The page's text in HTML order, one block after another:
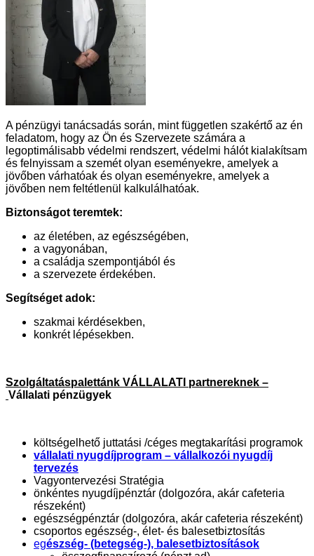
A pénzügyi tanácsadás során, mint független szakértő az én
feladatom, hogy az Ön és Szervezete számára a
legoptimálisabb védelmi rendszert, védelmi hálót kialakítsam
és felnyissam a szemét olyan eseményekre, amelyek a
jövőben várhatóak és olyan eseményekre, amelyek a
jövőben nem feltétlenül kalkulálhatóak.
Biztonságot teremtek:
az életében, az egészségében,
a vagyonában,
a családja szempontjából és
a szervezete érdekében.
Segítséget adok:
szakmai kérdésekben,
konkrét lépésekben.
Szolgáltatáspalettánk VÁLLALATI partnereknek –
Vállalati pénzügyek
költségelhető juttatási /céges megtakarítási programok
vállalati nyugdíjprogram – vállalkozói nyugdíj
tervezés
Vagyontervezési Stratégia
önkéntes nyugdíjpénztár (dolgozóra, akár cafeteria
részeként)
egészségpénztár (dolgozóra, akár cafeteria részeként)
csoportos egészség-, élet- és balesetbiztosítás
egészség- (betegség-), balesetbiztosítások